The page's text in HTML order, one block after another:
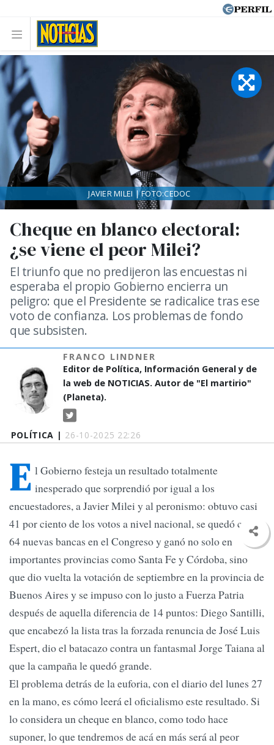
POLÍTICA | 26-10-2025 22:26
Cheque en blanco electoral:
¿se viene el peor Milei?
El triunfo que no predijeron las encuestas ni
esperaba el propio Gobierno encierra un
peligro: que el Presidente se radicalice tras ese
voto de confianza. Los problemas de fondo
que subsisten.
FRANCO LINDNER
Editor de Política, Información General y de
la web de NOTICIAS. Autor de "El martirio"
(Planeta).
JAVIER MILEI | FOTO:CEDOC
E l Gobierno festeja un resultado totalmente
inesperado que sorprendió por igual a los
encuestadores, a Javier Milei y al peronismo: obtuvo casi
41 por ciento de los votos a nivel nacional, se quedó con
64 nuevas bancas en el Congreso y ganó no solo en
importantes provincias como Santa Fe y Córdoba, sino
que dio vuelta la votación de septiembre en la provincia de
Buenos Aires y se impuso con lo justo a Fuerza Patria
después de aquella diferencia de 14 puntos: Diego Santilli,
que encabezó la lista tras la forzada renuncia de José Luis
Espert, dio el batacazo contra un fantasmal Jorge Taiana al
que la campaña le quedó grande.
El problema detrás de la euforia, con el diario del lunes 27
en la mano, es cómo leerá el oficialismo este resultado. Si
lo considera un cheque en blanco, como todo hace
suponer, lo que tendremos de acá en más será al peor